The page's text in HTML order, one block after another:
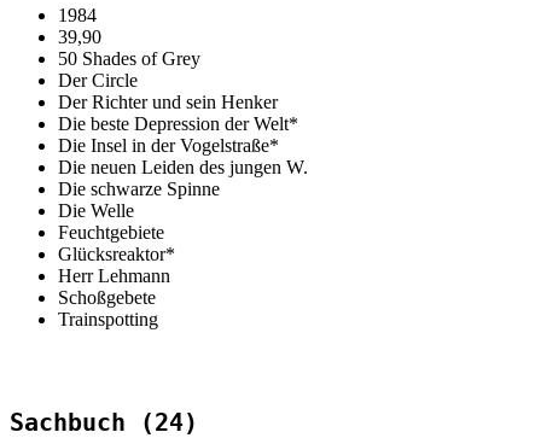
1984
39,90
50 Shades of Grey
Der Circle
Der Richter und sein Henker
Die beste Depression der Welt*
Die Insel in der Vogelstraße*
Die neuen Leiden des jungen W.
Die schwarze Spinne
Die Welle
Feuchtgebiete
Glücksreaktor*
Herr Lehmann
Schoßgebete
Trainspotting
Sachbuch (24)